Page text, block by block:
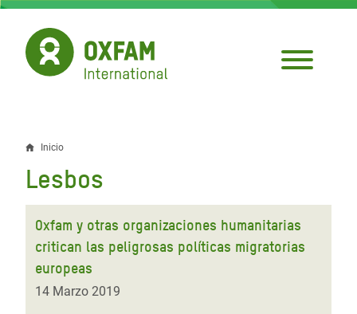
Pasar
contenido
principal
Sobrescribir
enlaces
de
ayuda
la
Inicio
Lesbos
Oxfam y otras organizaciones humanitarias
critican las peligrosas políticas migratorias
europeas
14 Marzo 2019